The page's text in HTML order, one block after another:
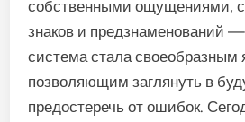
собственными ощущениями,
знаков и предзнаменований
система стала своеобразным
позволяющим заглянуть в
предостеречь от ошибок.